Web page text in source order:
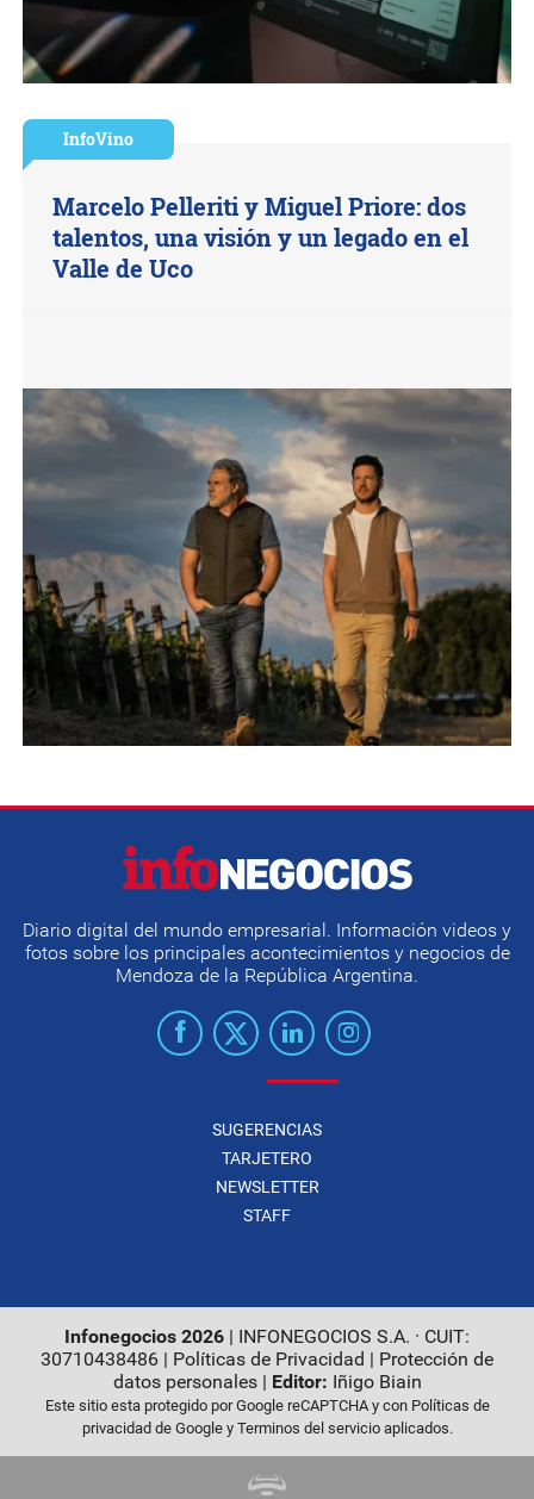
InfoVino
Marcelo Pelleriti y Miguel Priore: dos
talentos, una visión y un legado en el
Valle de Uco
Diario digital del mundo empresarial. Información videos y
fotos sobre los principales acontecimientos y negocios de
Mendoza de la República Argentina.
SUGERENCIAS
TARJETERO
NEWSLETTER
STAFF
Infonegocios 2026 | INFONEGOCIOS S.A. · CUIT:
30710438486 | Políticas de Privacidad | Protección de
datos personales| Editor: Iñigo Biain
Este sitio esta protegido por Google reCAPTCHA y con Políticas de
privacidad de Googley Terminos del servicioaplicados.